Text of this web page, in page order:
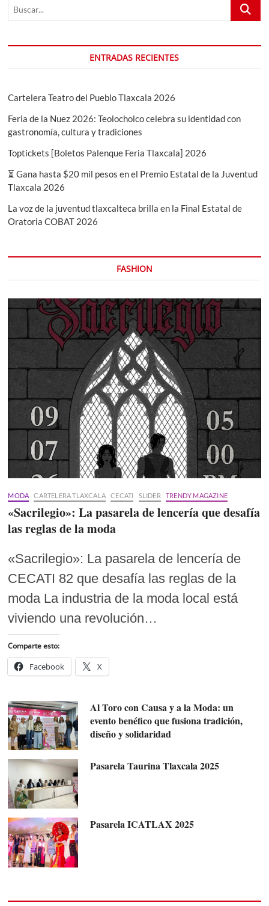
Buscar...
ENTRADAS RECIENTES
Cartelera Teatro del Pueblo Tlaxcala 2026
Feria de la Nuez 2026: Teolocholco celebra su identidad con
gastronomía, cultura y tradiciones
Toptickets [Boletos Palenque Feria Tlaxcala] 2026
⏳ Gana hasta $20 mil pesos en el Premio Estatal de la Juventud
Tlaxcala 2026
La voz de la juventud tlaxcalteca brilla en la Final Estatal de
Oratoria COBAT 2026
FASHION
MODA CARTELERA TLAXCALA CECATI SLIDER TRENDY MAGAZINE
«Sacrilegio»: La pasarela de lencería que desafía
las reglas de la moda
«Sacrilegio»: La pasarela de lencería de
CECATI 82 que desafía las reglas de la
moda La industria de la moda local está
viviendo una revolución…
Comparte esto:
Facebook X
Al Toro con Causa y a la Moda: un
evento benéfico que fusiona tradición,
diseño y solidaridad
Pasarela Taurina Tlaxcala 2025
Pasarela ICATLAX 2025